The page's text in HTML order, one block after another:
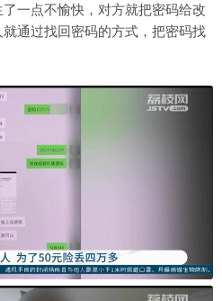
一点不愉快，对方就把密码给改
通过找回密码的方式，把密码找